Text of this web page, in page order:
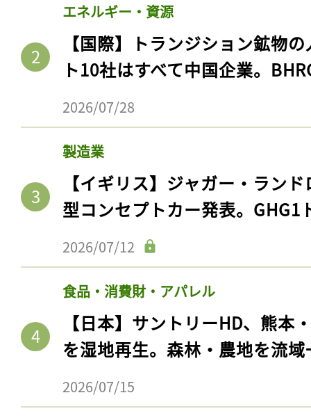
エネルギー・資源
【国際】トランジション鉱物
ト10社はすべて中国企業。
2026/07/28
製造業
【イギリス】ジャガー・ラン
型コンセプトカー発表。GHG1
2026/07/12
食品・消費財・アパレル
【日本】サントリーHD、熊本
を湿地再生。森林・農地を流
2026/07/15